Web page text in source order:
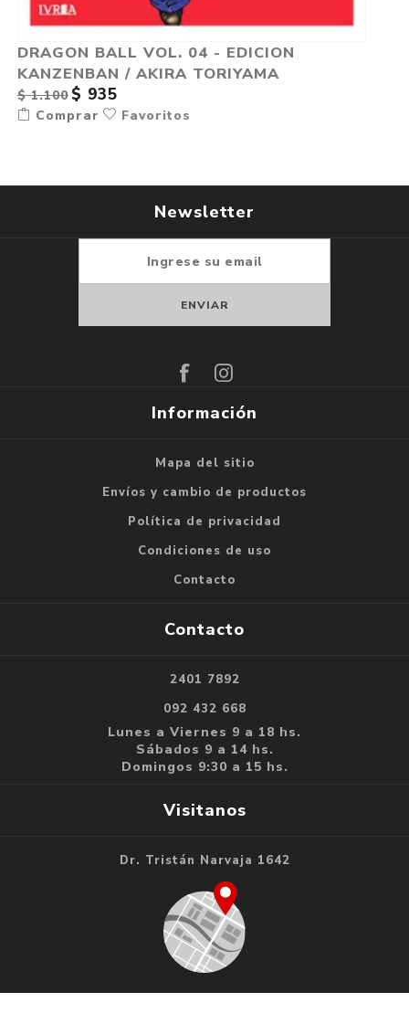
DRAGON BALL VOL. 04 - EDICION
KANZENBAN / AKIRA TORIYAMA
$ 1.100 $ 935
Comprar Favoritos
Newsletter
Información
Mapa del sitio
Envíos y cambio de productos
Política de privacidad
Condiciones de uso
Contacto
Contacto
2401 7892
092 432 668
Lunes a Viernes 9 a 18 hs.
Sábados 9 a 14 hs.
Domingos 9:30 a 15 hs.
Visitanos
Dr. Tristán Narvaja 1642